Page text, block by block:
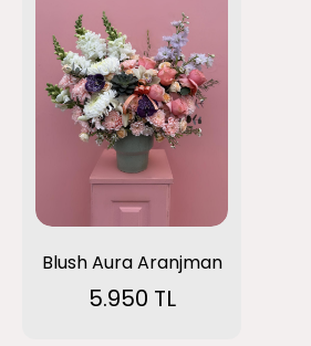
Blush Aura Aranjman
5.950 TL